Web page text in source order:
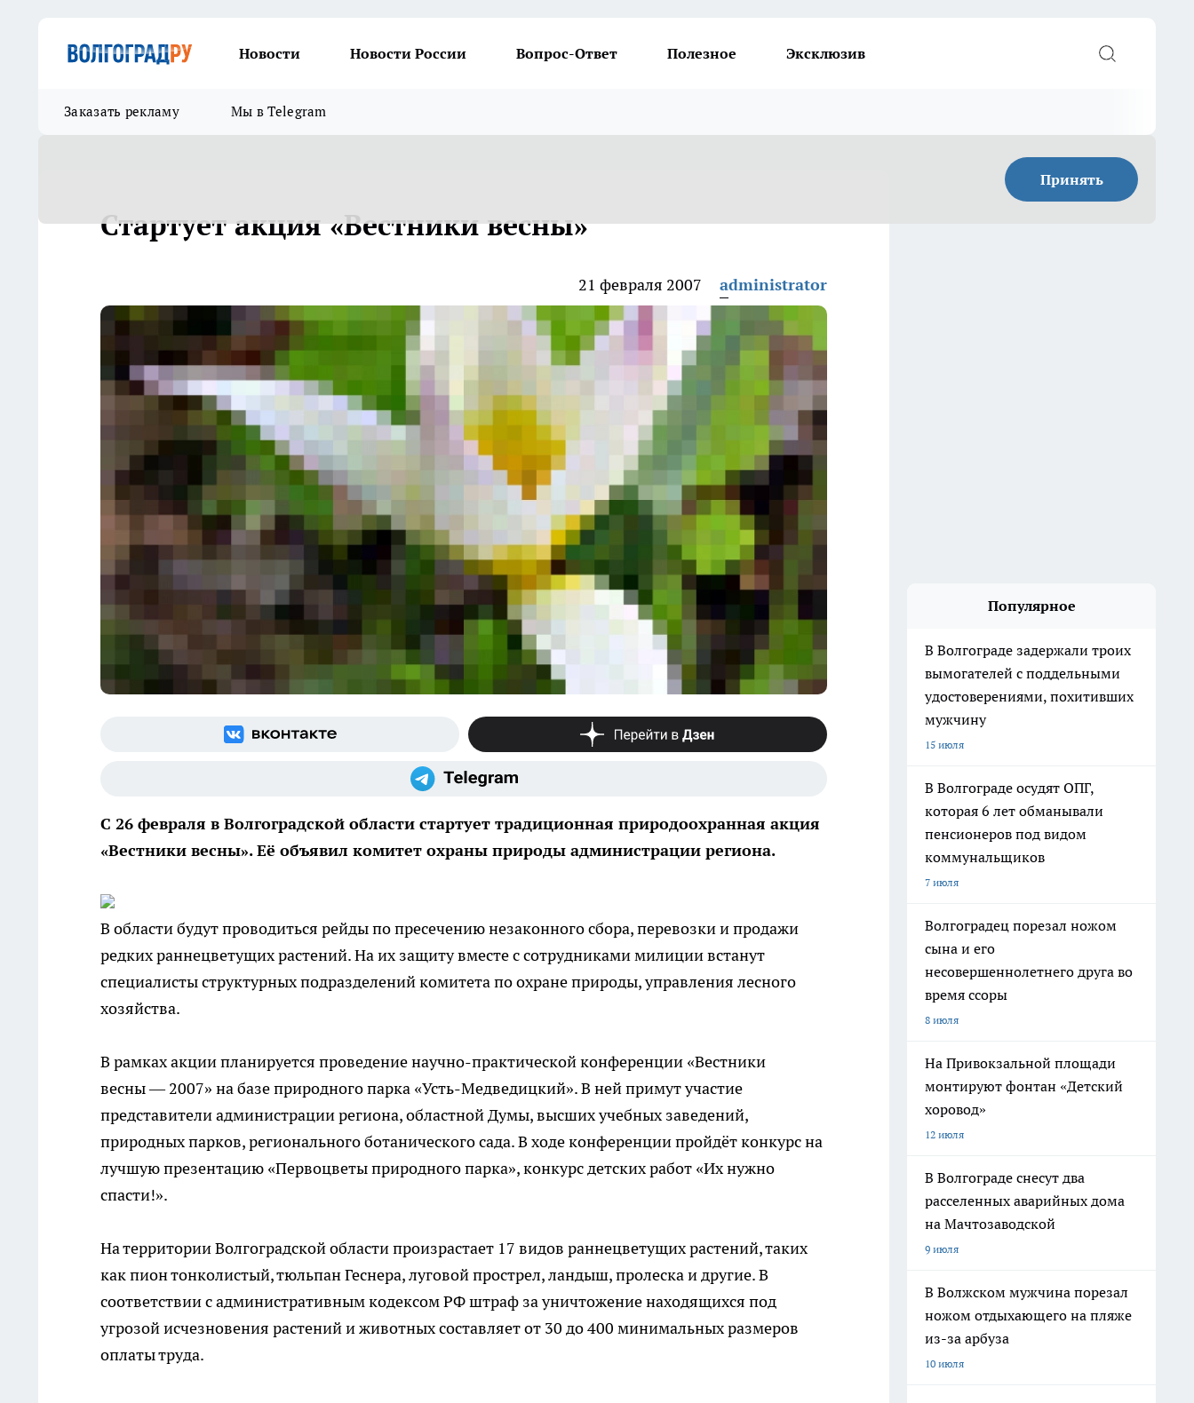
Новости Новости России Вопрос-Ответ Полезное Эксклюзив
Заказать рекламу Мы в Telegram
Принять
Стартует акция «Вестники весны»
21 февраля 2007 administrator
С 26 февраля в Волгоградской области стартует традиционная природоохранная акция
«Вестники весны». Её объявил комитет охраны природы администрации региона.
В области будут проводиться рейды по пресечению незаконного сбора, перевозки и продажи
редких раннецветущих растений. На их защиту вместе с сотрудниками милиции встанут
специалисты структурных подразделений комитета по охране природы, управления лесного
хозяйства.
В рамках акции планируется проведение научно-практической конференции «Вестники
весны — 2007» на базе природного парка «Усть-Медведицкий». В ней примут участие
представители администрации региона, областной Думы, высших учебных заведений,
природных парков, регионального ботанического сада. В ходе конференции пройдёт конкурс на
лучшую презентацию «Первоцветы природного парка», конкурс детских работ «Их нужно
спасти!».
На территории Волгоградской области произрастает 17 видов раннецветущих растений, таких
как пион тонколистый, тюльпан Геснера, луговой прострел, ландыш, пролеска и другие. В
соответствии с административным кодексом РФ штраф за уничтожение находящихся под
угрозой исчезновения растений и животных составляет от 30 до 400 минимальных размеров
оплаты труда.
Популярное
В Волгограде задержали троих
вымогателей с поддельными
удостоверениями, похитивших
мужчину
15 июля
В Волгограде осудят ОПГ,
которая 6 лет обманывали
пенсионеров под видом
коммунальщиков
7 июля
Волгоградец порезал ножом
сына и его
несовершеннолетнего друга во
время ссоры
8 июля
На Привокзальной площади
монтируют фонтан «Детский
хоровод»
12 июля
В Волгограде снесут два
расселенных аварийных дома
на Мачтозаводской
9 июля
В Волжском мужчина порезал
ножом отдыхающего на пляже
из-за арбуза
10 июля